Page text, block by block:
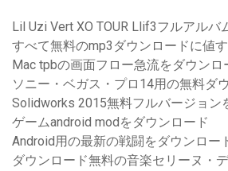
Lil Uzi Vert XO TOUR Llif3フルアルバ
すべて無料のmp3ダウンロードに値
Mac tpbの画面フロー急流をダウンロ
ソニー・ベガス・プロ14用の無料ダ
Solidworks 2015無料フルバージョン
ゲームandroid modをダウンロード
Android用の最新の戦闘をダウンロー
ダウンロード無料の音楽セリーヌ・